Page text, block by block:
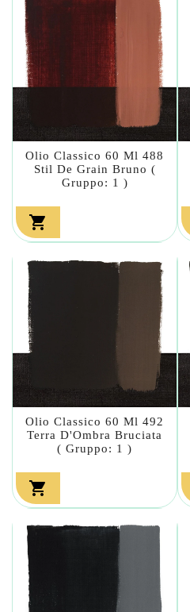
Olio Classico 60 Ml 488
Stil De Grain Bruno (
Gruppo: 1 )

Olio Classico 60 Ml 492
Terra D'Ombra Bruciata
( Gruppo: 1 )
